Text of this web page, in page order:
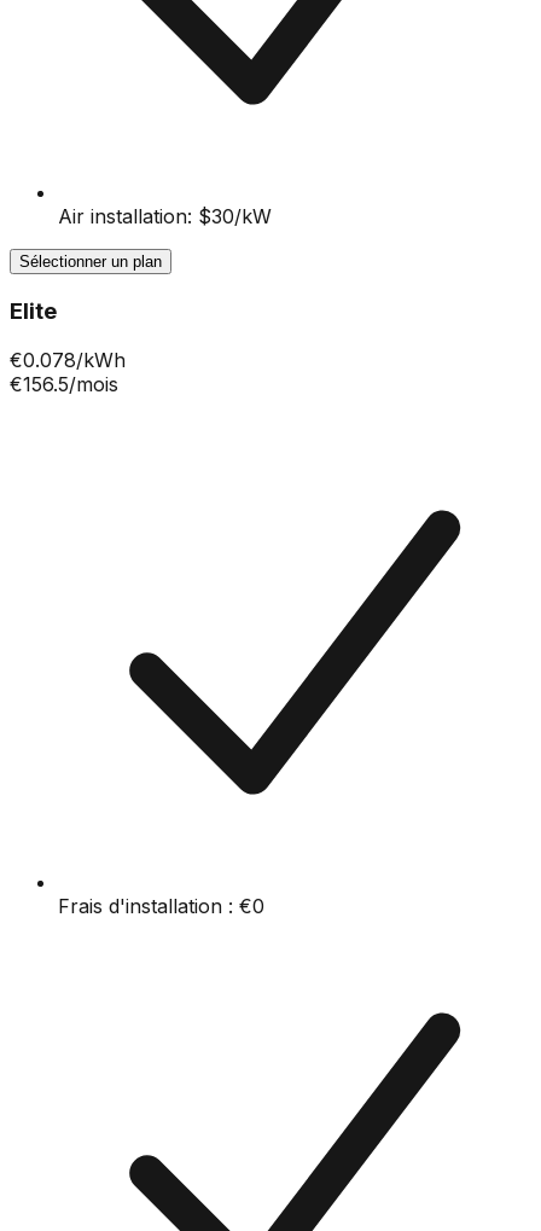
Air installation: $30/kW
Sélectionner un plan
Elite
€0.078/kWh
€156.5/mois
Frais d'installation : €0